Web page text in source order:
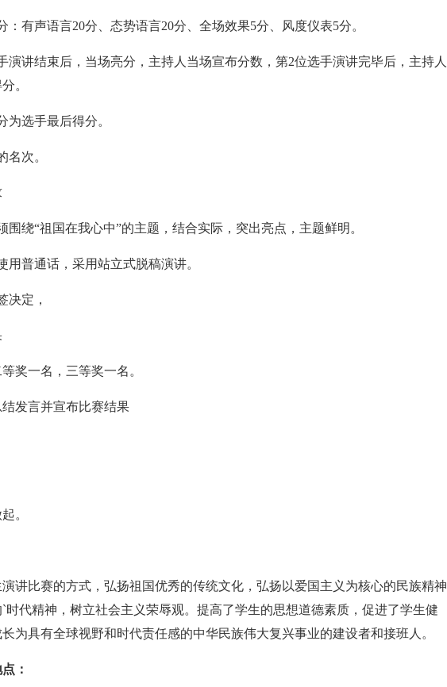
有声语言20分、态势语言20分、全场效果5分、风度仪表5分。
讲结束后，当场亮分，主持人当场宣布分数，第2位选手演讲完毕后，主持人
。
选手最后得分。
次。
绕“祖国在我心中”的主题，结合实际，突出亮点，主题鲜明。
普通话，采用站立式脱稿演讲。
定，
一名，三等奖一名。
发言并宣布比赛结果
。
比赛的方式，弘扬祖国优秀的传统文化，弘扬以爱国主义为核心的民族精神
时代精神，树立社会主义荣辱观。提高了学生的思想道德素质，促进了学生健
为具有全球视野和时代责任感的中华民族伟大复兴事业的建设者和接班人。
：